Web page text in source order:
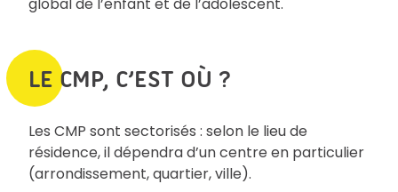
LE CMP, C’EST OÙ ?
Les CMP sont sectorisés : selon le lieu de
résidence, il dépendra d’un centre en particulier
(arrondissement, quartier, ville).